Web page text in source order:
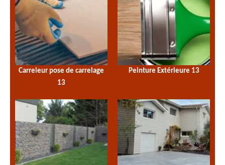
Carreleur pose de carrelage
13
Peinture Extérieure 13